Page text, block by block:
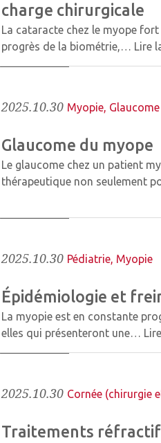
charge chirurgicale
La cataracte chez le myope
progrès de la biométrie,… Lire
2025.10.30 Myopie, Glaucome
Glaucome du myope
Le glaucome chez un patient
thérapeutique non seulement
2025.10.30 Pédiatrie, Myopie
Épidémiologie et
La myopie est en constante
elles qui présenteront une…
2025.10.30 Cornée (chirurgie
Traitements